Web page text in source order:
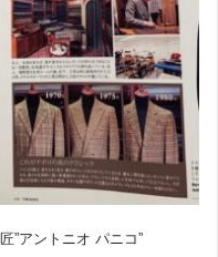
”アントニオ パニコ”